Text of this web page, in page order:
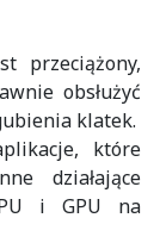
przeciążony,
obsłużyć
klatek.
które
działające
i GPU na